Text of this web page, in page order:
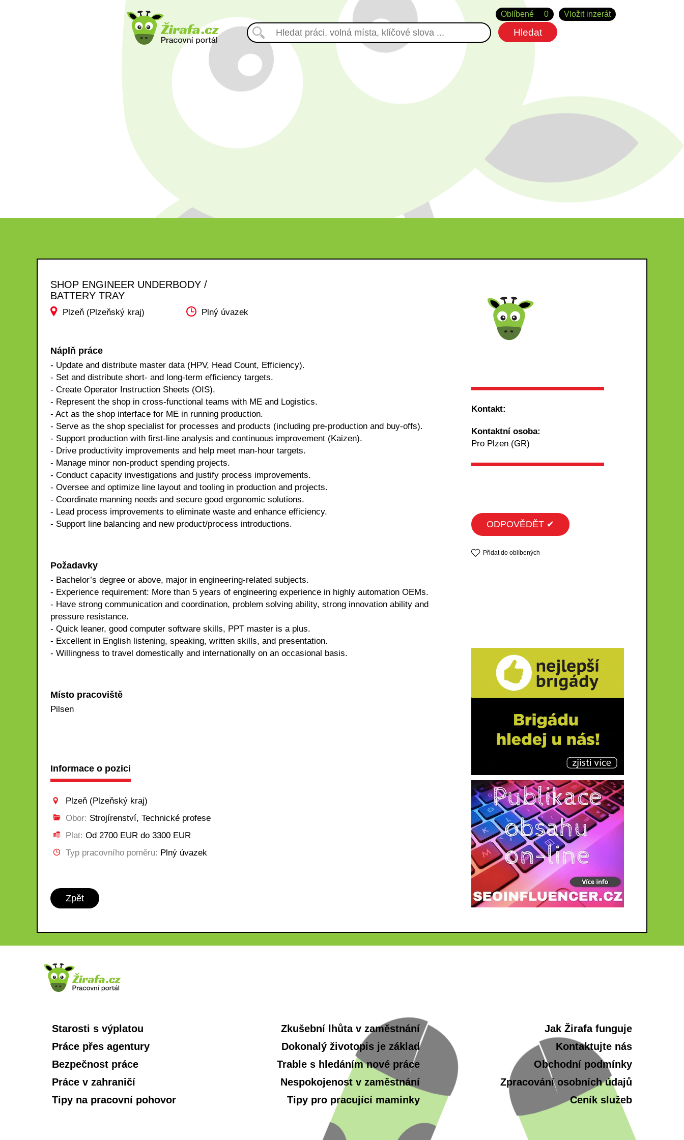
Vložit inzerát
Oblíbené 0
SHOP ENGINEER UNDERBODY /
BATTERY TRAY
Plzeň (Plzeňský kraj) Plný úvazek
Náplň práce
- Update and distribute master data (HPV, Head Count, Efficiency).
- Set and distribute short- and long-term efficiency targets.
- Create Operator Instruction Sheets (OIS).
- Represent the shop in cross-functional teams with ME and Logistics.
- Act as the shop interface for ME in running production.
- Serve as the shop specialist for processes and products (including pre-production and buy-offs).
- Support production with first-line analysis and continuous improvement (Kaizen).
- Drive productivity improvements and help meet man-hour targets.
- Manage minor non-product spending projects.
- Conduct capacity investigations and justify process improvements.
- Oversee and optimize line layout and tooling in production and projects.
- Coordinate manning needs and secure good ergonomic solutions.
- Lead process improvements to eliminate waste and enhance efficiency.
- Support line balancing and new product/process introductions.
Požadavky
- Bachelor’s degree or above, major in engineering-related subjects.
- Experience requirement: More than 5 years of engineering experience in highly automation OEMs.
- Have strong communication and coordination, problem solving ability, strong innovation ability and
pressure resistance.
- Quick leaner, good computer software skills, PPT master is a plus.
- Excellent in English listening, speaking, written skills, and presentation.
- Willingness to travel domestically and internationally on an occasional basis.
Místo pracoviště
Pilsen
Informace o pozici
Plzeň (Plzeňský kraj)
Obor: Strojírenství, Technické profese
Plat: Od 2700 EUR do 3300 EUR
Typ pracovního poměru: Plný úvazek
Zpět
Kontakt:
Kontaktní osoba:
Pro Plzen (GR)
ODPOVĚDĚT ✔
Přidat do oblíbených
Starosti s výplatou
Práce přes agentury
Bezpečnost práce
Práce v zahraničí
Tipy na pracovní pohovor
Zkušební lhůta v zaměstnání
Dokonalý životopis je základ
Trable s hledáním nové práce
Nespokojenost v zaměstnání
Tipy pro pracující maminky
Jak Žirafa funguje
Kontaktujte nás
Obchodní podmínky
Zpracování osobních údajů
Ceník služeb